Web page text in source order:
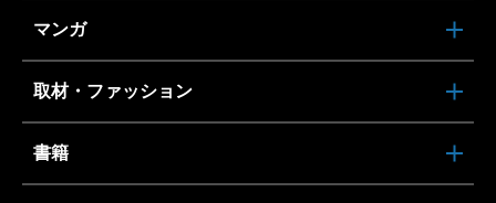
マンガ
取材・ファッション
書籍